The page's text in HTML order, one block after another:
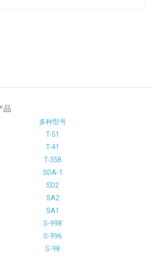
品
多种型号
T-51
T-41
T-35B
SDA-1
SD2
SA2
SA1
S-998
S-996
S-98